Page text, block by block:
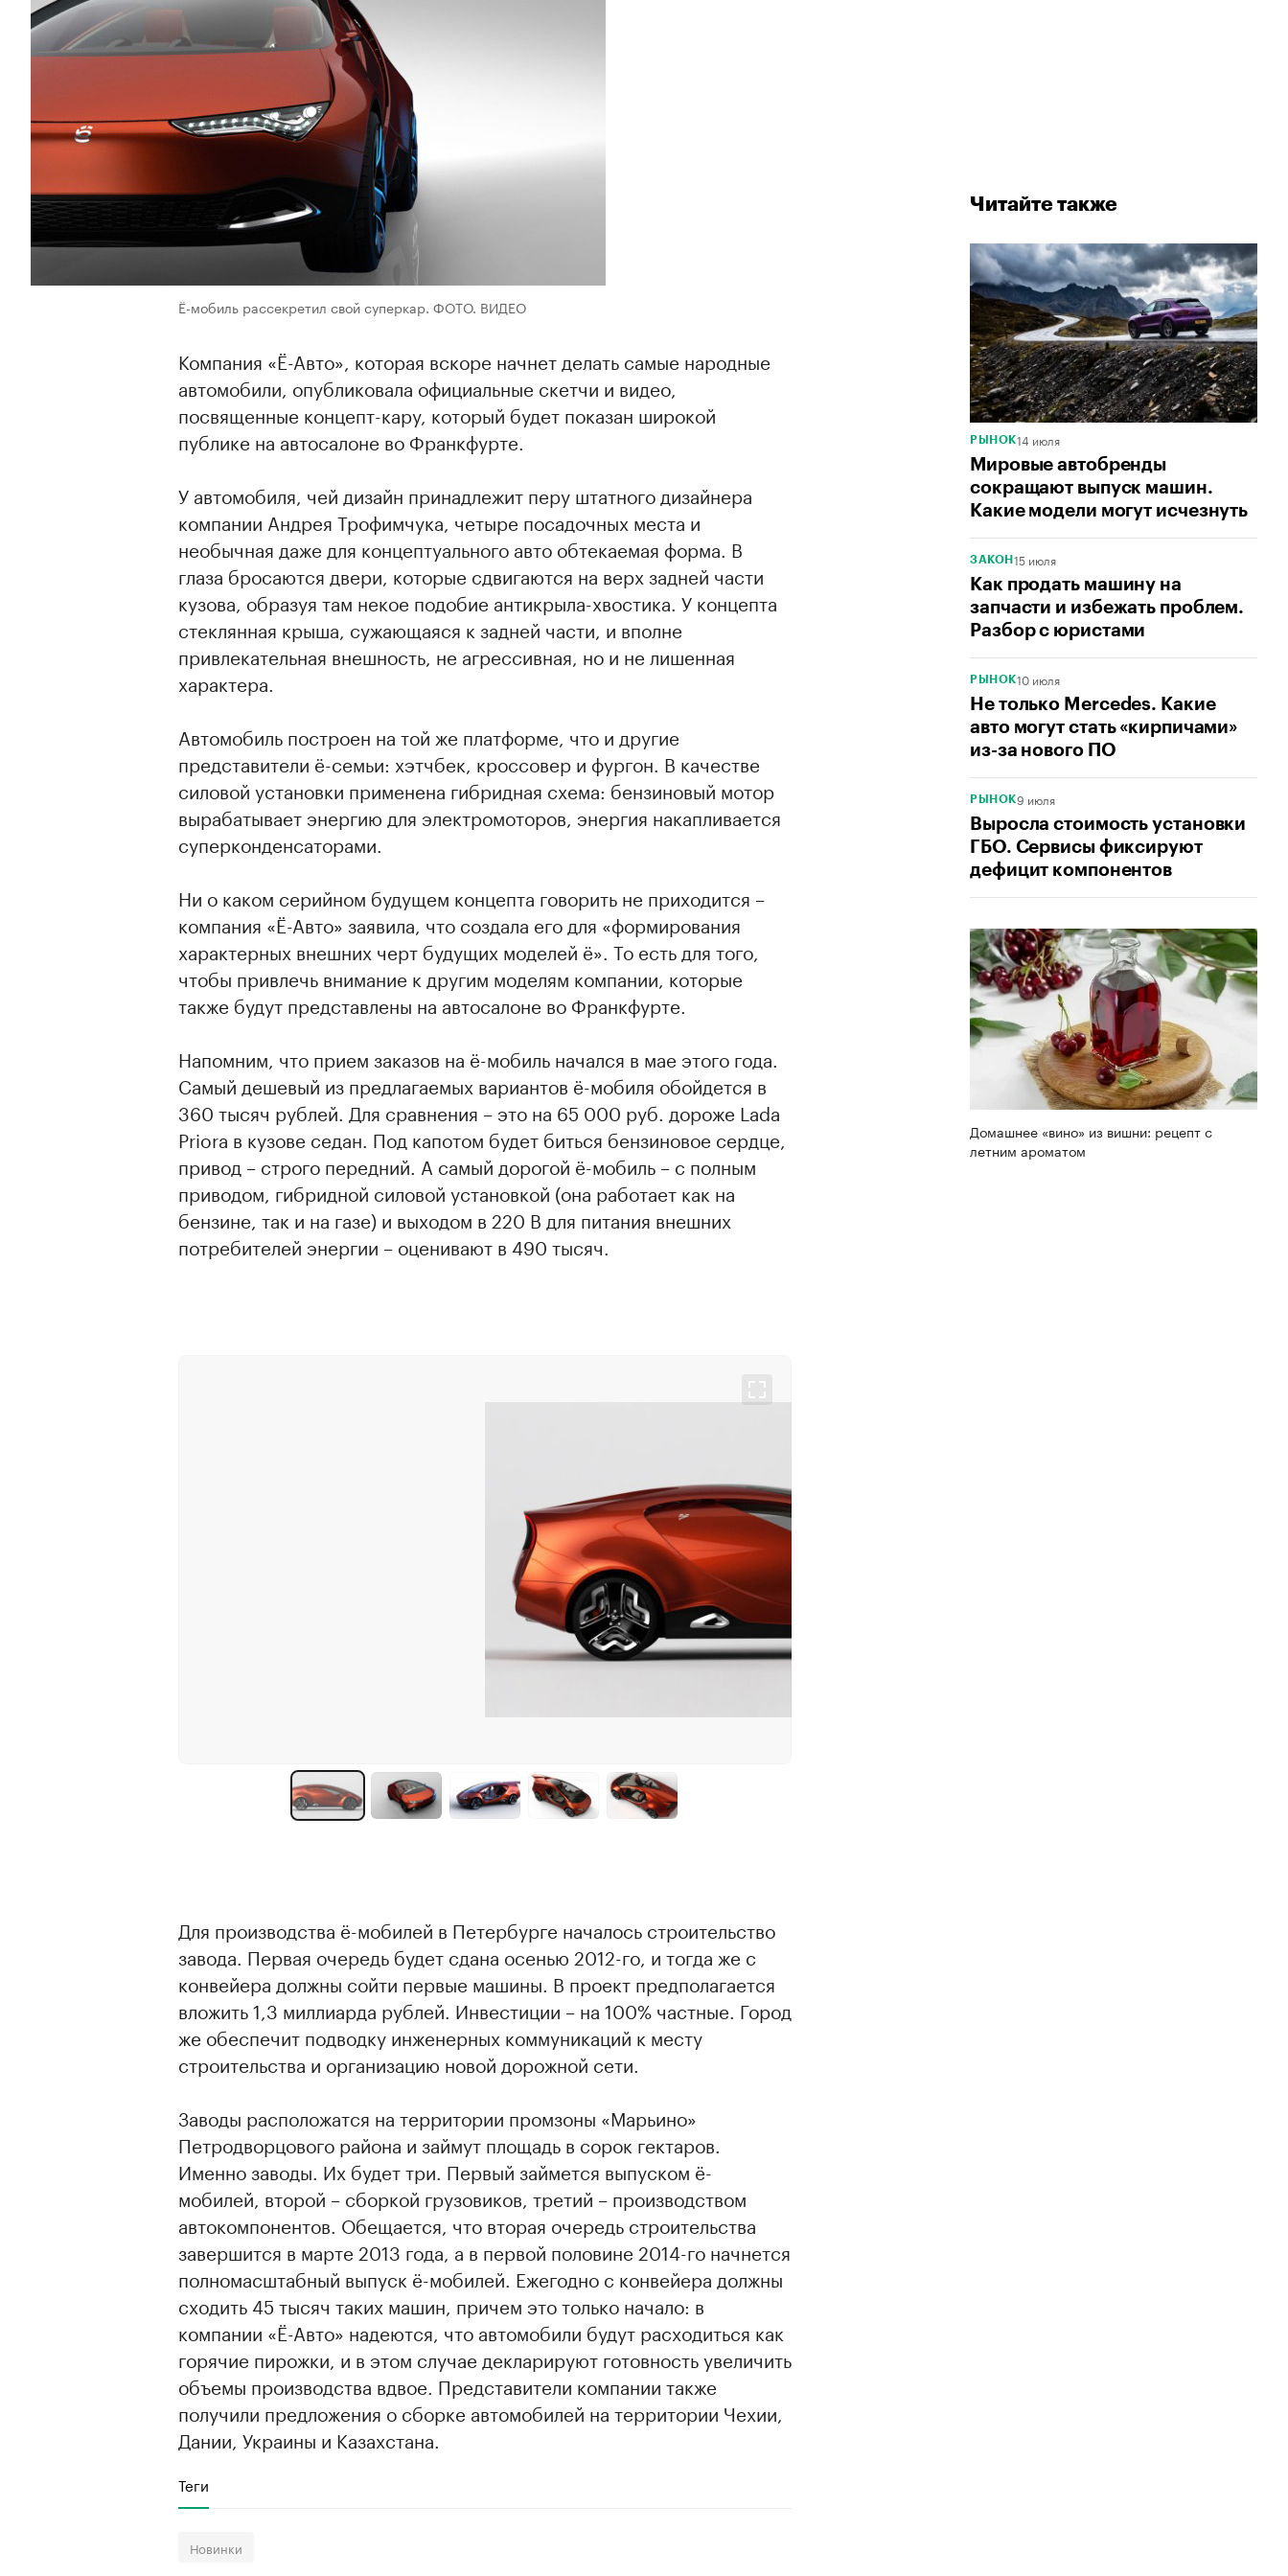
Читайте также
РЫНОК14 июля
Мировые автобренды
сокращают выпуск машин.
Какие модели могут исчезнуть
ЗАКОН 15 июля
Как продать машину на
запчасти и избежать проблем.
Разбор с юристами
РЫНОК10 июля
Не только Mercedes. Какие
авто могут стать «кирпичами»
из-за нового ПО
РЫНОК9 июля
Выросла стоимость установки
ГБО. Сервисы фиксируют
дефицит компонентов
Домашнее «вино» из вишни: рецепт с
летним ароматом
Ё-мобиль рассекретил свой суперкар. ФОТО. ВИДЕО
Компания «Ё-Авто», которая вскоре начнет делать самые народные
автомобили, опубликовала официальные скетчи и видео,
посвященные концепт-кару, который будет показан широкой
публике на автосалоне во Франкфурте.
У автомобиля, чей дизайн принадлежит перу штатного дизайнера
компании Андрея Трофимчука, четыре посадочных места и
необычная даже для концептуального авто обтекаемая форма. В
глаза бросаются двери, которые сдвигаются на верх задней части
кузова, образуя там некое подобие антикрыла-хвостика. У концепта
стеклянная крыша, сужающаяся к задней части, и вполне
привлекательная внешность, не агрессивная, но и не лишенная
характера.
Автомобиль построен на той же платформе, что и другие
представители ё-семьи: хэтчбек, кроссовер и фургон. В качестве
силовой установки применена гибридная схема: бензиновый мотор
вырабатывает энергию для электромоторов, энергия накапливается
суперконденсаторами.
Ни о каком серийном будущем концепта говорить не приходится –
компания «Ё-Авто» заявила, что создала его для «формирования
характерных внешних черт будущих моделей ё». То есть для того,
чтобы привлечь внимание к другим моделям компании, которые
также будут представлены на автосалоне во Франкфурте.
Напомним, что прием заказов на ё-мобиль начался в мае этого года.
Самый дешевый из предлагаемых вариантов ё-мобиля обойдется в
360 тысяч рублей. Для сравнения – это на 65 000 руб. дороже Lada
Priora в кузове седан. Под капотом будет биться бензиновое сердце,
привод – строго передний. А самый дорогой ё-мобиль – с полным
приводом, гибридной силовой установкой (она работает как на
бензине, так и на газе) и выходом в 220 В для питания внешних
потребителей энергии – оценивают в 490 тысяч.
Для производства ё-мобилей в Петербурге началось строительство
завода. Первая очередь будет сдана осенью 2012-го, и тогда же с
конвейера должны сойти первые машины. В проект предполагается
вложить 1,3 миллиарда рублей. Инвестиции – на 100% частные. Город
же обеспечит подводку инженерных коммуникаций к месту
строительства и организацию новой дорожной сети.
Заводы расположатся на территории промзоны «Марьино»
Петродворцового района и займут площадь в сорок гектаров.
Именно заводы. Их будет три. Первый займется выпуском ё-
мобилей, второй – сборкой грузовиков, третий – производством
автокомпонентов. Обещается, что вторая очередь строительства
завершится в марте 2013 года, а в первой половине 2014-го начнется
полномасштабный выпуск ё-мобилей. Ежегодно с конвейера должны
сходить 45 тысяч таких машин, причем это только начало: в
компании «Ё-Авто» надеются, что автомобили будут расходиться как
горячие пирожки, и в этом случае декларируют готовность увеличить
объемы производства вдвое. Представители компании также
получили предложения о сборке автомобилей на территории Чехии,
Дании, Украины и Казахстана.
Теги
Новинки